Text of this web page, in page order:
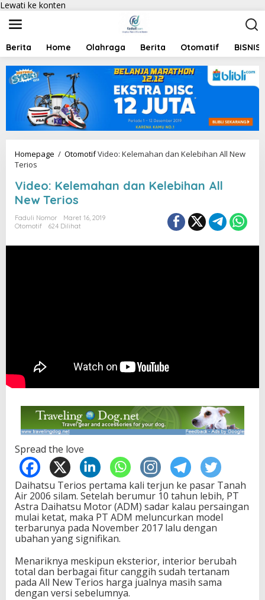
Lewati ke konten
Berita Home Olahraga Berita Otomatif BISNIS
Homepage / OtomotifVideo: Kelemahan dan Kelebihan All New
Terios
Video: Kelemahan dan Kelebihan All
New Terios
Faduli Nomor
Maret 16, 2019
Otomotif
624 Dilihat
Spread the love
Daihatsu Terios pertama kali terjun ke pasar Tanah
Air 2006 silam. Setelah berumur 10 tahun lebih, PT
Astra Daihatsu Motor (ADM) sadar kalau persaingan
mulai ketat, maka PT ADM meluncurkan model
terbarunya pada November 2017 lalu dengan
ubahan yang signifikan.
Menariknya meskipun eksterior, interior berubah
total dan berbagai fitur canggih sudah tertanam
pada All New Terios harga jualnya masih sama
dengan versi sebelumnya.